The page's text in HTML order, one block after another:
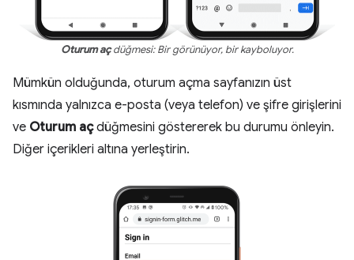
Oturum açdüğmesi: Bir görünüyor, bir kayboluyor.
Mümkün olduğunda, oturum açma sayfanızın üst
kısmında yalnızca e-posta (veya telefon) ve şifre girişlerini
ve Oturum açdüğmesini göstererek bu durumu önleyin.
Diğer içerikleri altına yerleştirin.